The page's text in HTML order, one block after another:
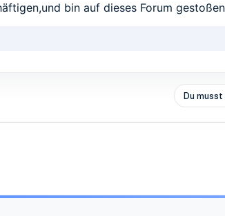
bin auf dieses Forum
Du